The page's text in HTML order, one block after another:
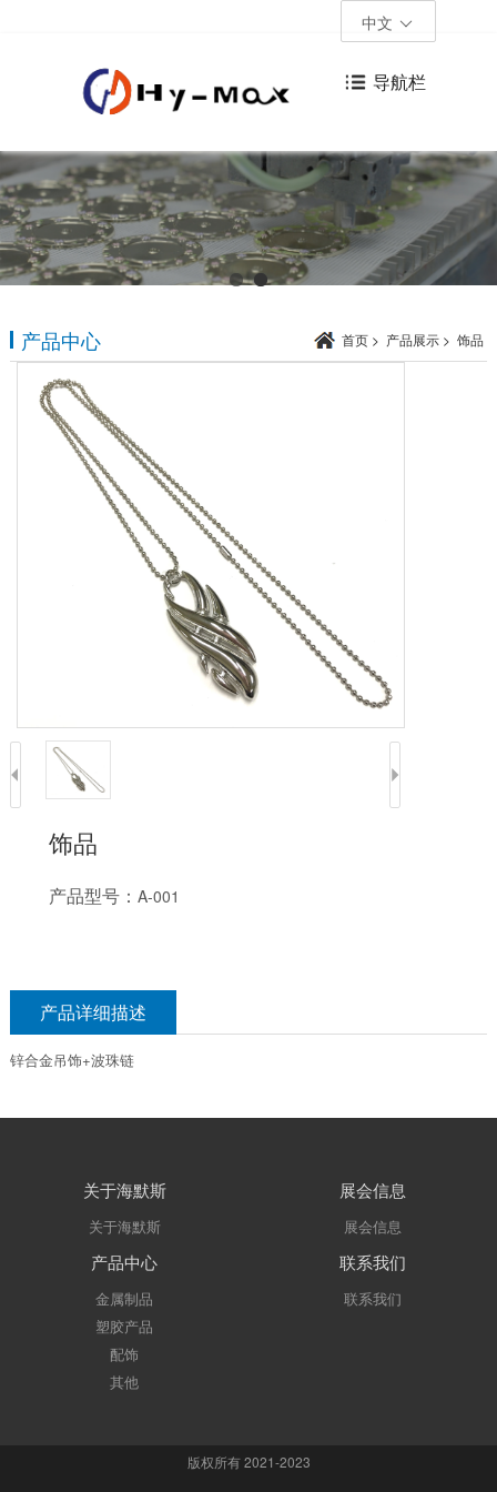
中文
导航栏
产品中心 首页 > 产品展示 > 饰品
饰品
产品型号：A-001
产品详细描述
锌合金吊饰+波珠链
关于海默斯
关于海默斯
展会信息
展会信息
产品中心
金属制品
塑胶产品
配饰
其他
联系我们
联系我们
版权所有 2021-2023